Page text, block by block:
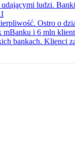
ludzi.
Ostro o
mBanku i 6 mln
bankach. Klienci